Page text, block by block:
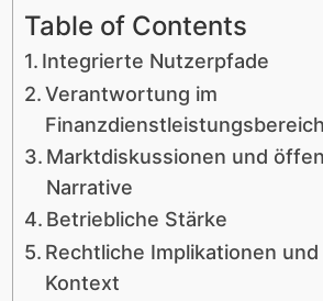
Table of Contents
Integrierte Nutzerpfade
Verantwortung im
Finanzdienstleistungsbereich
Marktdiskussionen und
Narrative
Betriebliche Stärke
Rechtliche Implikationen
Kontext